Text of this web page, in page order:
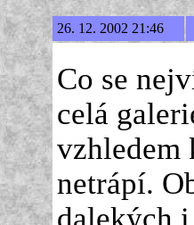
26. 12. 2002 21:46
Co se
celá
vzhledem
netrápí.
dalekých